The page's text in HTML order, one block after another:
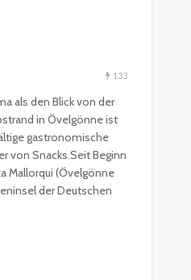
133
als den Blick von der
in Övelgönne ist
gastronomische
von Snacks.Seit Beginn
Mallorqui (Övelgönne
der Deutschen
HOGA
& RESORTS
& BARS
SPITZENKÖCHE
der
Insider-Tipps